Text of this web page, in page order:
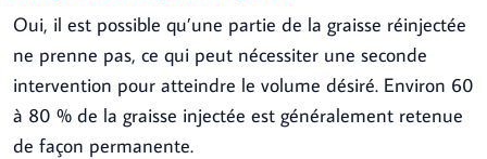
Oui, il est possible qu’une partie de la graisse réinjectée
ne prenne pas, ce qui peut nécessiter une seconde
intervention pour atteindre le volume désiré. Environ 60
à 80 % de la graisse injectée est généralement retenue
de façon permanente.